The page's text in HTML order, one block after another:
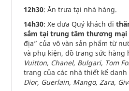
12h30: Ăn trưa tại nhà hàng.
14h30: Xe đưa Quý khách đi
sắm tại trung tâm thương mại
địa” của vô vàn sản phẩm từ
và phụ kiện, đồ trang sức hàng
Vuitton, Chanel, Bulgari, Tom
trang của các nhà thiết kế
Dior, Guerlain, Mango, Zara,